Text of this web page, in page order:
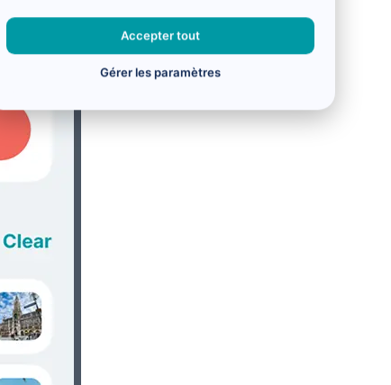
Accepter tout
Gérer les paramètres